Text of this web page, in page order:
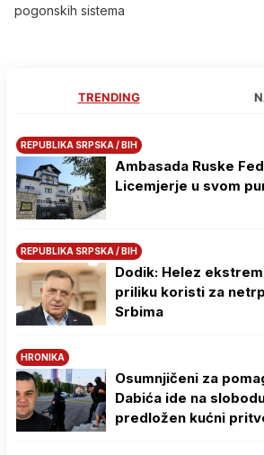
pogonskih sistema
TRENDING
REPUBLIKA SRPSKA / BIH
Ambasada Ruske
Licemjerje u svom
REPUBLIKA SRPSKA / BIH
Dodik: Helez
priliku koristi za
Srbima
HRONIKA
Osumnjičeni za
Dabića ide na
predložen kućni